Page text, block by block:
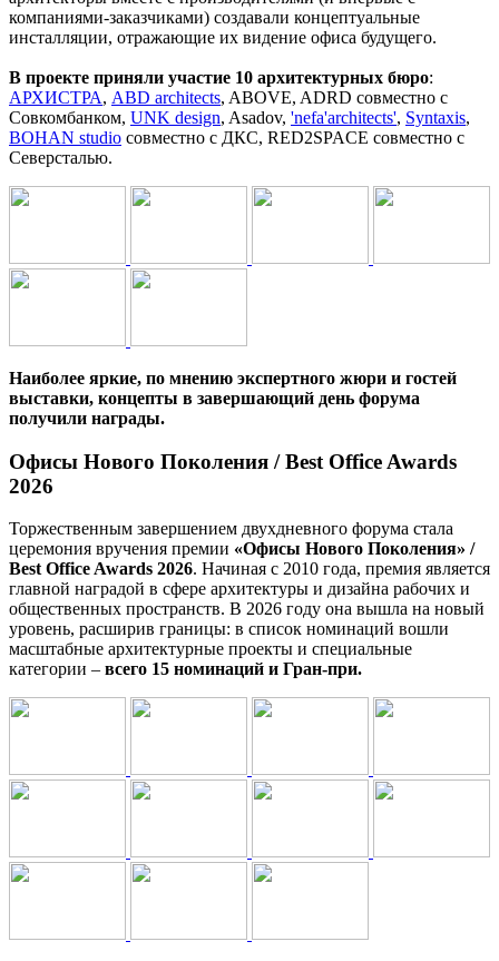
компаниями-заказчиками) создавали концептуальные
инсталляции, отражающие их видение офиса будущего.
В проекте приняли участие 10 архитектурных бюро:
АРХИСТРА, ABD architects, ABOVE, ADRD совместно с
Совкомбанком, UNK design, Asadov, 'nefa'architects', Syntaxis,
BOHAN studio совместно с ДКС, RED2SPACE совместно с
Северсталью.
Наиболее яркие, по мнению экспертного жюри и гостей
выставки, концепты в завершающий день форума
получили награды.
Офисы Нового Поколения / Best Office Awards
2026
Торжественным завершением двухдневного форума стала
церемония вручения премии «Офисы Нового Поколения» /
Best Office Awards 2026. Начиная с 2010 года, премия является
главной наградой в сфере архитектуры и дизайна рабочих и
общественных пространств. В 2026 году она вышла на новый
уровень, расширив границы: в список номинаций вошли
масштабные архитектурные проекты и специальные
категории – всего 15 номинаций и Гран-при.